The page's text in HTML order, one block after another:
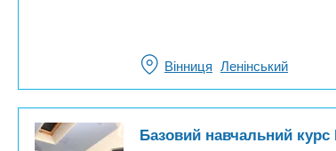
Вінниця Ленінський
Базовий навчальний